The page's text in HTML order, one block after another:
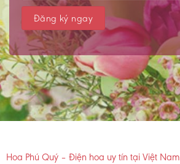
Hoa Phú Quý – Điện hoa uy tín tại Việt Nam